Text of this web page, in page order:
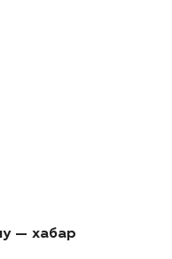
— хабар